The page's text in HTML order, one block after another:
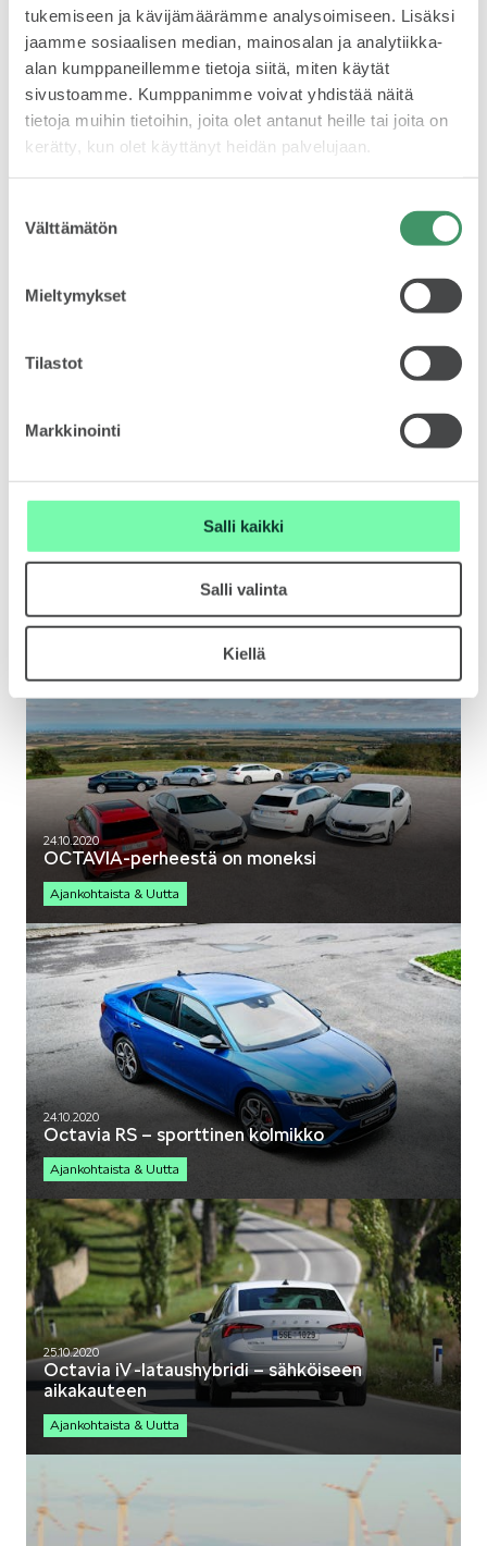
tukemiseen ja kävijämäärämme analysoimiseen. Lisäksi
jaamme sosiaalisen median, mainosalan ja analytiikka-
alan kumppaneillemme tietoja siitä, miten käytät
sivustoamme. Kumppanimme voivat yhdistää näitä
tietoja muihin tietoihin, joita olet antanut heille tai joita on
kerätty, kun olet käyttänyt heidän palvelujaan.
valinta
Välttämätön
Mieltymykset
Tilastot
Markkinointi
Salli kaikki
Salli valinta
Kiellä
SPONSOROINTI & YHTEISTYÖ
Mallit
FABIA
OCTAVIA
SCALA
KAROQ
Lue lisää uudesta
24.10.2020
OCTAVIA-perheestä on moneksi
Ajankohtaista & Uutta
24.10.2020
Octavia RS – sporttinen kolmikko
Ajankohtaista & Uutta
25.10.2020
Octavia iV -lataushybridi – sähköiseen
aikakauteen
Ajankohtaista & Uutta